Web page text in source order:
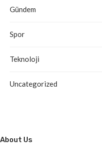
Gündem
Spor
Teknoloji
Uncategorized
About Us